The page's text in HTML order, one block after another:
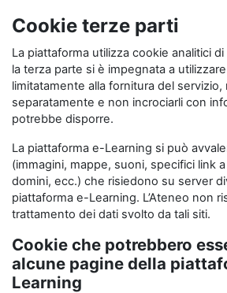
Cookie terze parti
La piattaforma utilizza cookie analitici
la terza parte si è impegnata a
limitatamente alla fornitura del
separatamente e non incrociarli con
potrebbe disporre.
La piattaforma e-Learning si può
(immagini, mappe, suoni, specifici link
domini, ecc.) che risiedono su server
piattaforma e-Learning. L’Ateneo non
trattamento dei dati svolto da tali siti.
Cookie che potrebbero
alcune pagine della
Learning